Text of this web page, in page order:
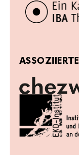
ASSOZIIERTE